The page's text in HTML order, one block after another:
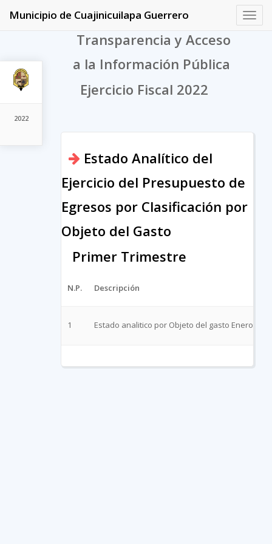
2022
Municipio de Cuajinicuilapa Guerrero
Transparencia y Acceso
a la Información Pública
Ejercicio Fiscal 2022
Estado Analítico del
Ejercicio del Presupuesto de
Egresos por Clasificación por
Objeto del Gasto
Primer Trimestre
N.P. Descripción
1 Estado analitico por Objeto del gasto Enero-